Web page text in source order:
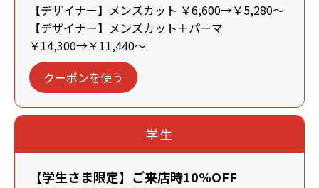
【デザイナー】メンズカット ￥6,600→￥5,280～
【デザイナー】メンズカット＋パーマ
￥14,300→￥11,440～
クーポンを使う
学生
【学生さま限定】ご来店時10%OFF